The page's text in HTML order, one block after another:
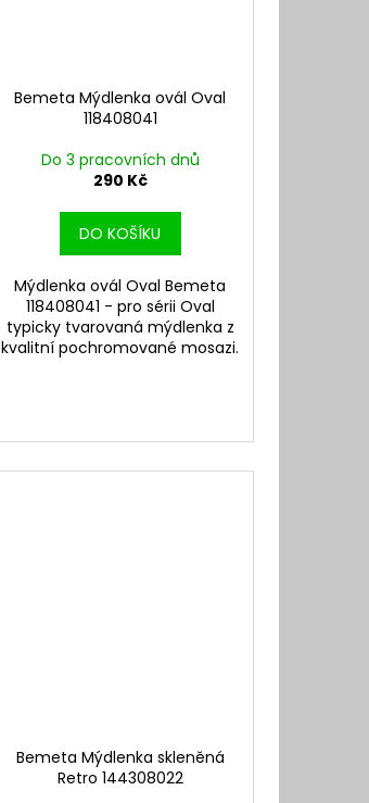
Bemeta Mýdlenka ovál Oval
118408041
Do 3 pracovních dnů
290 Kč
DO KOŠÍKU
Mýdlenka ovál Oval Bemeta
118408041 - pro sérii Oval
typicky tvarovaná mýdlenka z
kvalitní pochromované mosazi.
Bemeta Mýdlenka skleněná
Retro 144308022